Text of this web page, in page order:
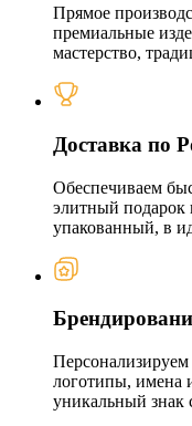
Прямое
премиальные
мастерство,
Доставка по
Обеспечиваем
элитный подарок
упакованный, в
логотипы, имена
уникальный знак